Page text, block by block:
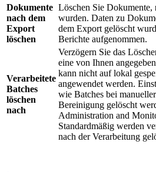
Dokumente
nach dem
Export
löschen
Löschen Sie Dokumente,
wurden. Daten zu
dem Export gelöscht
Berichte aufgenommen.
Verarbeitete
Batches
löschen
nach
Verzögern Sie das
eine von Ihnen
kann nicht auf lokal
angewendet werden.
wie Batches bei
Bereinigung gelöscht
Administration and
Standardmäßig werden
nach der Verarbeitung